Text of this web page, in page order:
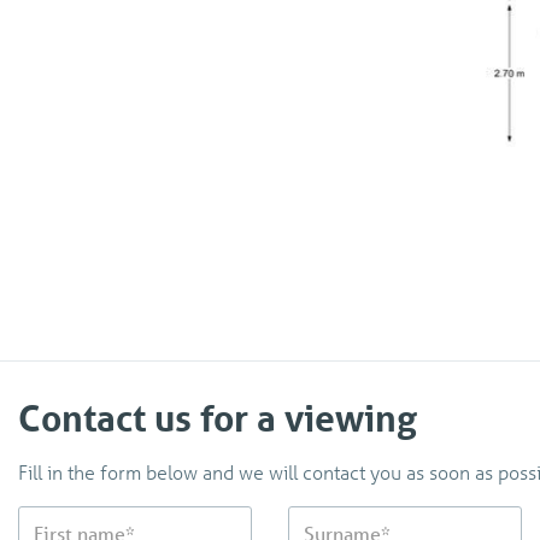
Contact us for a viewing
Fill in the form below and we will contact you as soon as